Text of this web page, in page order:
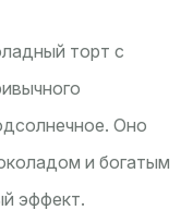
торт с
Оно
и богатым
эффект.